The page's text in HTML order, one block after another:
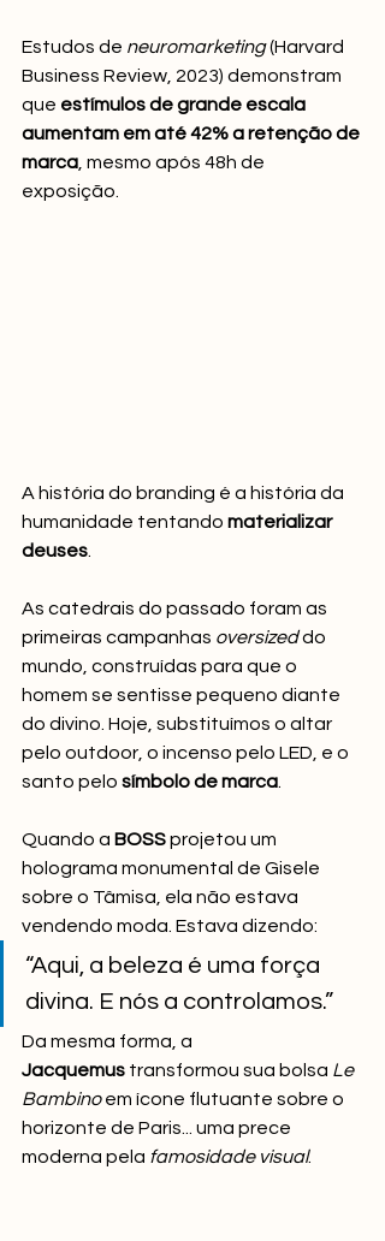
Estudos de neuromarketing (Harvard
Business Review, 2023) demonstram
que estímulos de grande escala
aumentam em até 42% a retenção de
marca , mesmo após 48h de
exposição.
A história do branding é a história da
humanidade tentando materializar
deuses
As catedrais do passado foram as
primeiras campanhas oversized do
mundo, construídas para que o
homem se sentisse pequeno diante
do divino. Hoje, substituímos o altar
pelo outdoor, o incenso pelo LED, e o
santo pelo símbolo de marca
Quando a BOSS projetou um
holograma monumental de Gisele
sobre o Tâmisa, ela não estava
vendendo moda. Estava dizendo:
“Aqui, a beleza é uma força
divina. E nós a controlamos.”
Da mesma forma, a
Jacquemus transformou sua bolsa Le
Bambino em ícone flutuante sobre o
horizonte de Paris... uma prece
moderna pela famosidade visual.